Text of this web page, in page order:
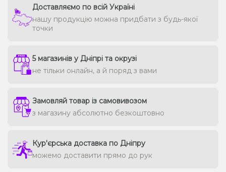
Доставляємо по всій Україні
нашу продукцію можна придбати з будь-якої
точки
5 магазинів у Дніпрі та окрузі
не тільки онлайн, а й поряд з вами
Замовляй товар із самовивозом
з магазину абсолютно безкоштовно
Кур'єрська доставка по Дніпру
можемо доставити прямо до рук